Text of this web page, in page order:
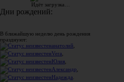
Идёт загрузка…
Дни рождений:
В ближайшую неделю день рождения
празднуют:
анатолий
Vera
Юлия
Александр
Надежда